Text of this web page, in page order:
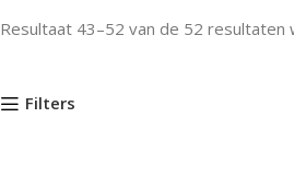
Resultaat 43–52 van de 52
Filters